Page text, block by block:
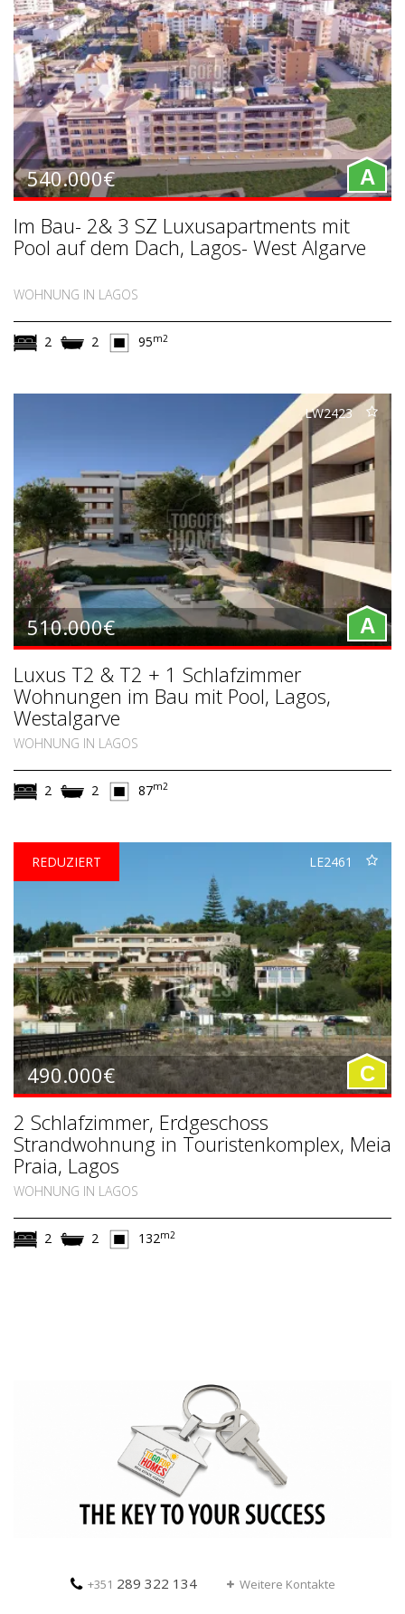
540.000€ A
Im Bau- 2& 3 SZ Luxusapartments mit
Pool auf dem Dach, Lagos- West Algarve
WOHNUNG IN LAGOS
2 2 95m2
LW2423
510.000€ A
Luxus T2 & T2 + 1 Schlafzimmer
Wohnungen im Bau mit Pool, Lagos,
Westalgarve
WOHNUNG IN LAGOS
2 2 87m2
LE2461
490.000€
REDUZIERT
C
2 Schlafzimmer, Erdgeschoss
Strandwohnung in Touristenkomplex, Meia
Praia, Lagos
WOHNUNG IN LAGOS
2 2 132m2
+351 289 322 134 Weitere Kontakte